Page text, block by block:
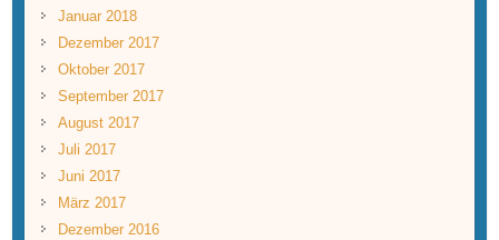
Januar 2018
Dezember 2017
Oktober 2017
September 2017
August 2017
Juli 2017
Juni 2017
März 2017
Dezember 2016